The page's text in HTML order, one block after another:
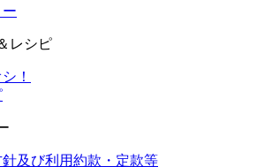
レシピ
！
及び利用約款・定款等